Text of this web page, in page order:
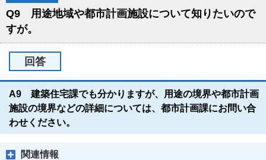
Q9 用途地域や都市計画施設について知りたいので
すが。
回答
A9 建築住宅課でも分かりますが、用途の境界や都市計画
施設の境界などの詳細については、都市計画課にお問い合
わせください。
関連情報